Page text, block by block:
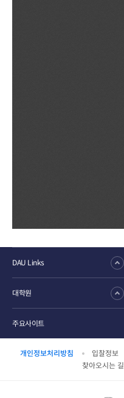
개인정보처리방침 입찰정보
찾아오시는 길
DAU Links
대학원
주요사이트